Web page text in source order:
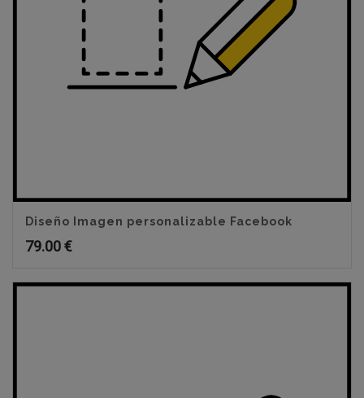
Diseño Imagen personalizable Facebook
79.00€